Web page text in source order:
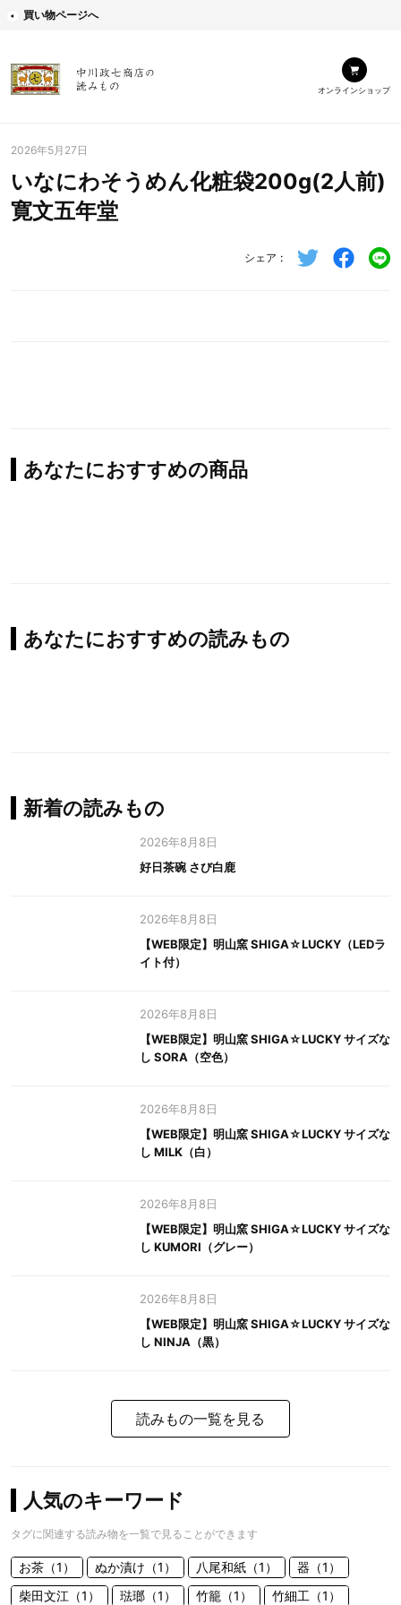
買い物ページへ
オンラインショップ
2026年5月27日
いなにわそうめん化粧袋200g(2人前)
寛文五年堂
シェア
あなたにおすすめの商品
あなたにおすすめの読みもの
新着の読みもの
2026年8月8日
好日茶碗 さび白鹿
2026年8月8日
【WEB限定】明山窯 SHIGA☆LUCKY（LEDラ
イト付）
2026年8月8日
【WEB限定】明山窯 SHIGA☆LUCKY サイズな
し SORA（空色）
2026年8月8日
【WEB限定】明山窯 SHIGA☆LUCKY サイズな
し MILK（白）
2026年8月8日
【WEB限定】明山窯 SHIGA☆LUCKY サイズな
し KUMORI（グレー）
2026年8月8日
【WEB限定】明山窯 SHIGA☆LUCKY サイズな
し NINJA（黒）
読みもの一覧を見る
人気のキーワード
タグに関連する読み物を一覧で見ることができます
お茶（1） ぬか漬け（1） 八尾和紙（1）
器（1）
柴田文江（1）
琺瑯（1） 竹籠（1） 竹細工（1）